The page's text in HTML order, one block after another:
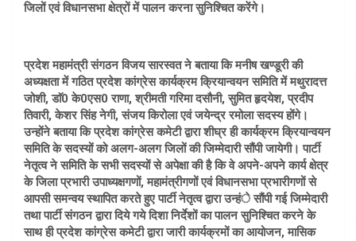
जिलों एवं विधानसभा क्षेत्रों में पालन करना सुनिश्चित करेंगे।
प्रदेश महामंत्री संगठन विजय सारस्वत ने बताया कि मनीष खण्डूरी की
अध्यक्षता में गठित प्रदेश कांग्रेस कार्यक्रम क्रियान्वयन समिति में मथुरादत्त
जोशी, डाॅ0 के0एस0 राणा, श्रीमती गरिमा दसौनी, सुमित हृदयेश, प्रदीप
तिवारी, केशर सिंह नेगी, संजय किरोला एवं जयेन्द्र रमोला सदस्य होंगे।
उन्होंने बताया कि प्रदेश कांग्रेस कमेटी द्वारा शीघ्र ही कार्यक्रम क्रियान्वयन
समिति के सदस्यों को अलग-अलग जिलों की जिम्मेदारी सौंपी जायेगी। पार्टी
नेतृत्व ने समिति के सभी सदस्यों से अपेक्षा की है कि वे अपने-अपने कार्य क्षेत्र
के जिला प्रभारी उपाध्यक्षगणों, महामंत्रीगणों एवं विधानसभा प्रभारीगणों से
आपसी समन्वय स्थापित करते हुए पार्टी नेतृत्व द्वारा उन्हंे सौंपी गई जिम्मेदारी
तथा पार्टी संगठन द्वारा दिये गये दिशा निर्देशों का पालन सुनिश्चित करने के
साथ ही प्रदेश कांग्रेस कमेटी द्वारा जारी कार्यक्रमों का आयोजन, मासिक